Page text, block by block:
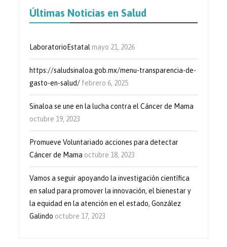
Últimas Noticias en Salud
LaboratorioEstatal mayo 21, 2026
https://saludsinaloa.gob.mx/menu-transparencia-de-
gasto-en-salud/ febrero 6, 2025
Sinaloa se une en la lucha contra el Cáncer de Mama
octubre 19, 2023
Promueve Voluntariado acciones para detectar
Cáncer de Mama octubre 18, 2023
Vamos a seguir apoyando la investigación científica
en salud para promover la innovación, el bienestar y
la equidad en la atención en el estado, González
Galindo octubre 17, 2023